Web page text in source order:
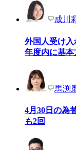
成川
外国人受け
年度内に基本
馬渕
4月30日の為
も2回